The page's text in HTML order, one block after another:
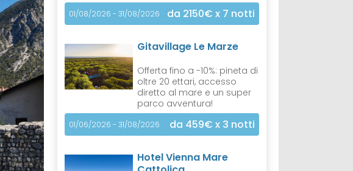
01/08/2026 - 31/08/2026 da 2150€ x 7 notti
Gitavillage Le Marze
Offerta fino a -10%: pineta di
oltre 20 ettari, accesso
diretto al mare e un super
parco avventura!
01/06/2026 - 31/08/2026 da 459€ x 3 notti
Hotel Vienna Mare